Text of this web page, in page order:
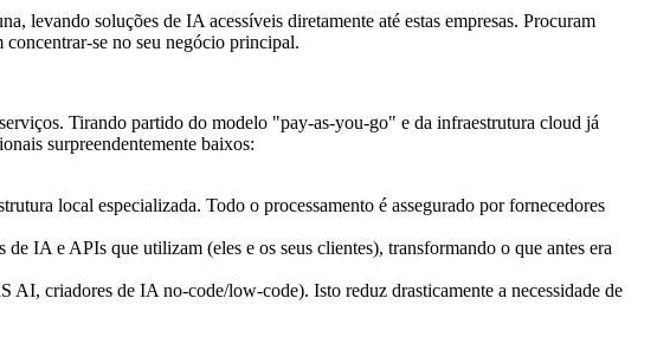
levando soluções de IA acessíveis diretamente até estas empresas. Procuram
se no seu negócio principal.
Tirando partido do modelo "pay-as-you-go" e da infraestrutura cloud já
surpreendentemente baixos:
local especializada. Todo o processamento é assegurado por fornecedores
IA e APIs que utilizam (eles e os seus clientes), transformando o que antes era
AI, criadores de IA no-code/low-code). Isto reduz drasticamente a necessidade de